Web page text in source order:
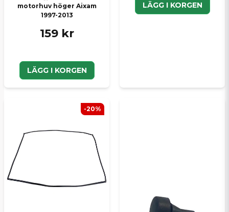
motorhuv höger Aixam
1997-2013
159 kr
LÄGG I KORGEN
LÄGG I KORGEN
-20%